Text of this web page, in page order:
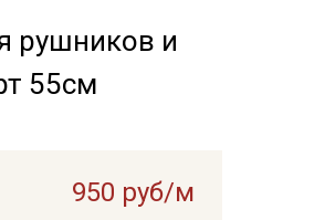
рушников и
55см
950 руб/м